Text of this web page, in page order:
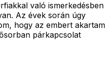
való ismerkedésben
Az évek során úgy
hogy az embert akartam
párkapcsolat